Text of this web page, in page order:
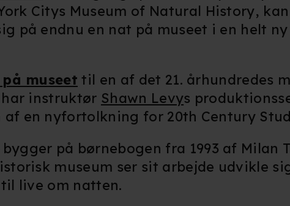
Citys Museum of Natural History,
på endnu en nat på museet i en helt
museet til en af det 21. århundredes
instruktør Shawn Levys
en nyfortolkning for 20th Century
på børnebogen fra 1993 af Milan
museum ser sit arbejde udvikle
live om natten.